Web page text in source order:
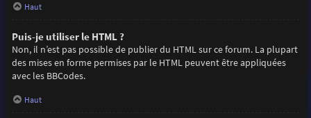
Haut
Puis-je utiliser le HTML ?
Non, il n’est pas possible de publier du HTML sur ce forum. La plupart
des mises en forme permises par le HTML peuvent être appliquées
avec les BBCodes.
Haut